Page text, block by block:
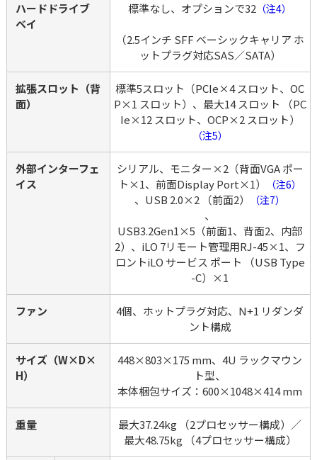
ハードドライブ
ベイ
標準なし、オプションで32 （注4）
（2.5インチ SFF ベーシックキャリア ホ
ットプラグ対応SAS／SATA）
拡張スロット（背
面）
標準5スロット（PCIe×4 スロット、OC
P×1 スロット）、最大14 スロット （PC
Ie×12 スロット、OCP×2 スロット）
（注5）
外部インターフェ
イス
シリアル、モニター×2（背面VGA ポー
ト×1、前面Display Port×1）
（注6）
、USB 2.0×2 （前面2） （注7）
、
USB3.2Gen1×5（前面1、背面2、内部
2）、iLO 7リモート管理用RJ-45×1、フ
ロントiLO サービス ポート （USB Type
-C）×1
ファン
4個、ホットプラグ対応、N+1 リダンダ
ント構成
サイズ（W×D×
H）
448×803×175 mm、4U ラックマウン
ト型、
本体梱包サイズ：600×1048×414 mm
重量
最大37.24kg （2プロセッサー構成）／
最大48.75kg （4プロセッサー構成）